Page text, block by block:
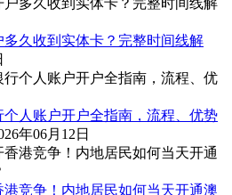
久收到实体卡？完整时间线解
个人账户开户全指南，流程、优势
年06月12日
港竞争！内地居民如何当天开通澳